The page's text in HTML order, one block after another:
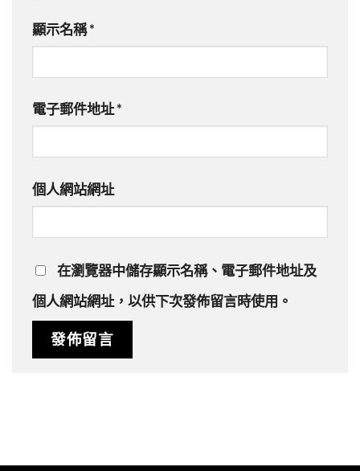
顯示名稱*
電子郵件地址*
個人網站網址
在瀏覽器中儲存顯示名稱、電子郵件地址及
個人網站網址，以供下次發佈留言時使用。